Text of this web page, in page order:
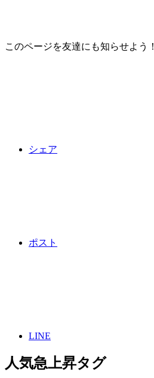
このページを友達にも知らせよう！
シェア
ポスト
LINE
人気急上昇タグ